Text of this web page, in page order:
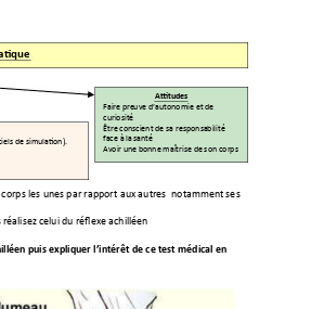
corps les unes par rapport aux autres notamment ses
réalisez celui du réflexe achilléen
puis expliquer l’intérêt de ce test médical en
de simulation).
Attitudes
Faire preuve d’autonomie et de
curiosité
Être conscient de sa responsabilité
face à la santé
Avoir une bonne maîtrise de son corps